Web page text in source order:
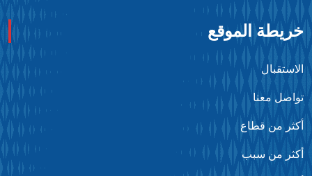
الموقع
معنا
من قطاع
من سبب